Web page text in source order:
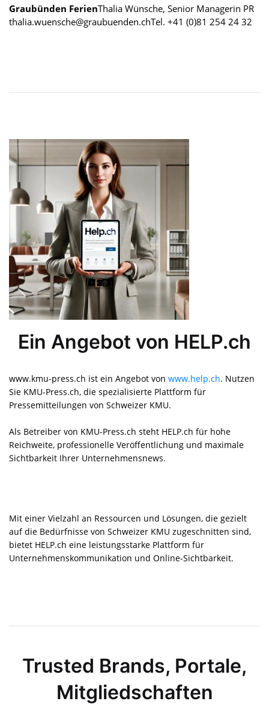
Graubünden FerienThalia Wünsche, Senior Managerin PR
thalia.wuensche@graubuenden.chTel. +41 (0)81 254 24 32
Ein Angebot von HELP.ch
www.kmu-press.ch ist ein Angebot von www.help.ch. Nutzen
Sie KMU-Press.ch, die spezialisierte Plattform für
Pressemitteilungen von Schweizer KMU.
Als Betreiber von KMU-Press.ch steht HELP.ch für hohe
Reichweite, professionelle Veröffentlichung und maximale
Sichtbarkeit Ihrer Unternehmensnews.
Mit einer Vielzahl an Ressourcen und Lösungen, die gezielt
auf die Bedürfnisse von Schweizer KMU zugeschnitten sind,
bietet HELP.ch eine leistungsstarke Plattform für
Unternehmens­kommunikation und Online-Sichtbarkeit.
Trusted Brands, Portale,
Mitgliedschaften